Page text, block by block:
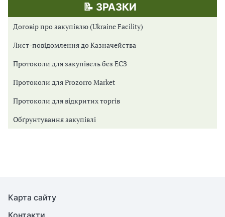
📝 ЗРАЗКИ
Договір про закупівлю (Ukraine Facility)
Лист-повідомлення до Казначейства
Протоколи для закупівель без ЕСЗ
Протоколи для Prozorro Market
Протоколи для відкритих торгів
Обґрунтування закупівлі
Карта сайту
Контакти